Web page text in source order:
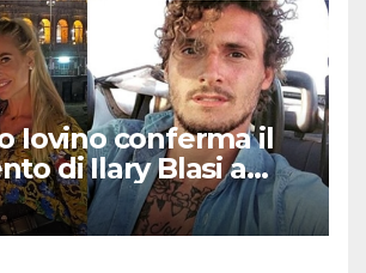
Iovino conferma il
di Ilary Blasi a